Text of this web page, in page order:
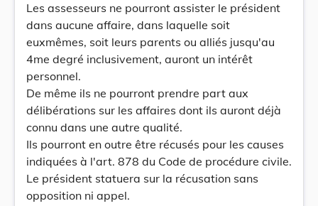
Les assesseurs ne pourront assister le président
dans aucune affaire, dans laquelle soit
euxmêmes, soit leurs parents ou alliés jusqu'au
4me degré inclusivement, auront un intérêt
personnel.
De même ils ne pourront prendre part aux
délibérations sur les affaires dont ils auront déjà
connu dans une autre qualité.
Ils pourront en outre être récusés pour les causes
indiquées à l'art. 878 du Code de procédure civile.
Le président statuera sur la récusation sans
opposition ni appel.